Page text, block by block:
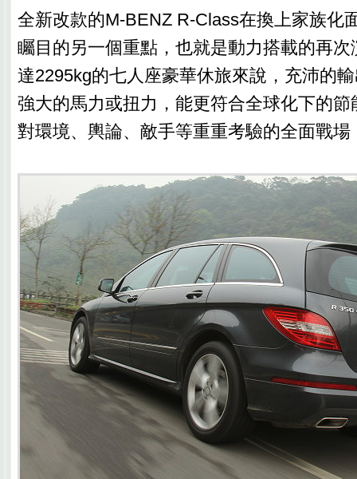
全新改款的M-BENZ R-Class在換上家族化
矚目的另一個重點，也就是動力搭載的再
達2295kg的七人座豪華休旅來說，充沛的
強大的馬力或扭力，能更符合全球化下的
對環境、輿論、敵手等重重考驗的全面戰場